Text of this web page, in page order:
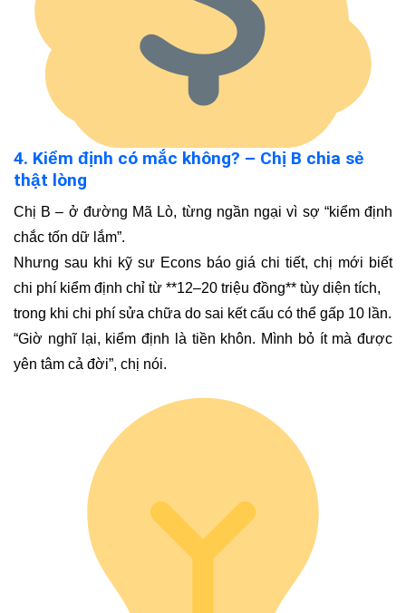
4. Kiểm định có mắc không? – Chị B chia sẻ
thật lòng
Chị B – ở đường Mã Lò, từng ngần ngại vì sợ “kiểm định
chắc tốn dữ lắm”.
Nhưng sau khi kỹ sư Econs báo giá chi tiết, chị mới biết
chi phí kiểm định chỉ từ **12–20 triệu đồng** tùy diện tích,
trong khi chi phí sửa chữa do sai kết cấu có thể gấp 10 lần.
“Giờ nghĩ lại, kiểm định là tiền khôn. Mình bỏ ít mà được
yên tâm cả đời”, chị nói.